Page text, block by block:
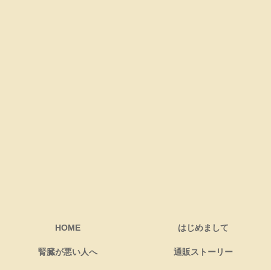
HOME はじめまして
腎臓が悪い人へ 通販ストーリー